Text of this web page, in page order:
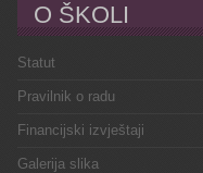
O ŠKOLI
Statut
Pravilnik o radu
Financijski izvještaji
Galerija slika